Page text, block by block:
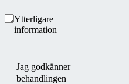
Ytterligare
information
Jag godkänner
behandlingen